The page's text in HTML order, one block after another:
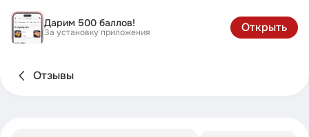
Дарим 500 баллов!
За установку приложения Открыть
Отзывы